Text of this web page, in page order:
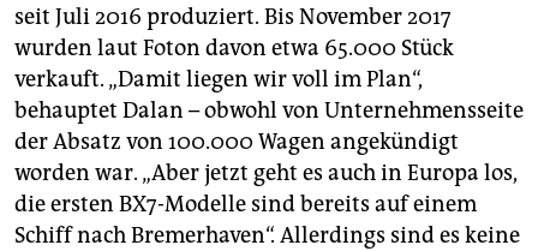
seit Juli 2016 produziert. Bis November 2017
wurden laut Foton davon etwa 65.000 Stück
verkauft. „Damit liegen wir voll im Plan“,
behauptet Dalan – obwohl von Unternehmensseite
der Absatz von 100.000 Wagen angekündigt
worden war. „Aber jetzt geht es auch in Europa los,
die ersten BX7-Modelle sind bereits auf einem
Schiff nach Bremerhaven“. Allerdings sind es keine